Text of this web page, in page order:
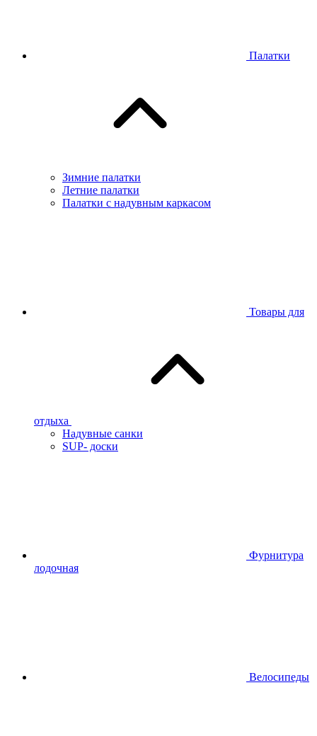
Палатки
Зимние палатки
Летние палатки
Палатки с надувным каркасом
Товары для
отдыха
Надувные санки
SUP- доски
Фурнитура
лодочная
Велосипеды